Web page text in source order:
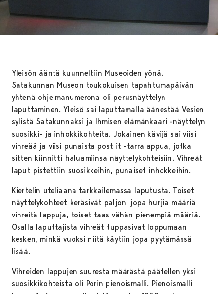
Yleisön ääntä kuunneltiin Museoiden yönä.
Satakunnan Museon toukokuisen tapahtumapäivän
yhtenä ohjelmanumerona oli perusnäyttelyn
laputtaminen. Yleisö sai laputtamalla äänestää Vesien
sylistä Satakunnaksi ja Ihmisen elämänkaari -näyttelyn
suosikki- ja inhokkikohteita. Jokainen kävijä sai viisi
vihreää ja viisi punaista post it -tarralappua, jotka
sitten kiinnitti haluamiinsa näyttelykohteisiin. Vihreät
laput pistettiin suosikkeihin, punaiset inhokkeihin.
Kiertelin uteliaana tarkkailemassa laputusta. Toiset
näyttelykohteet keräsivät paljon, jopa hurjia määriä
vihreitä lappuja, toiset taas vähän pienempiä määriä.
Osalla laputtajista vihreät tuppasivat loppumaan
kesken, minkä vuoksi niitä käytiin jopa pyytämässä
lisää.
Vihreiden lappujen suuresta määrästä päätellen yksi
suosikkikohteista oli Porin pienoismalli. Pienoismalli